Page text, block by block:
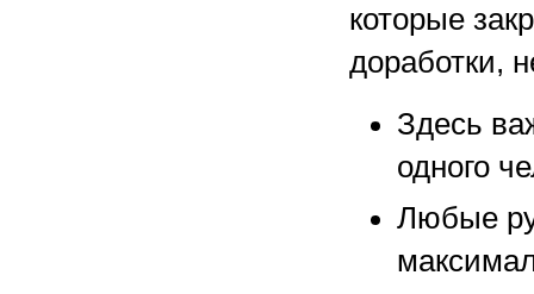
которые
доработки,
Здесь
одного
Любые